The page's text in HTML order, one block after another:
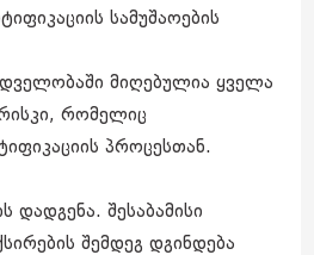
სამუშაოების
მიღებულია ყველა
რომელიც
პროცესთან.
დადგენა. შესაბამისი
შემდეგ დგინდება